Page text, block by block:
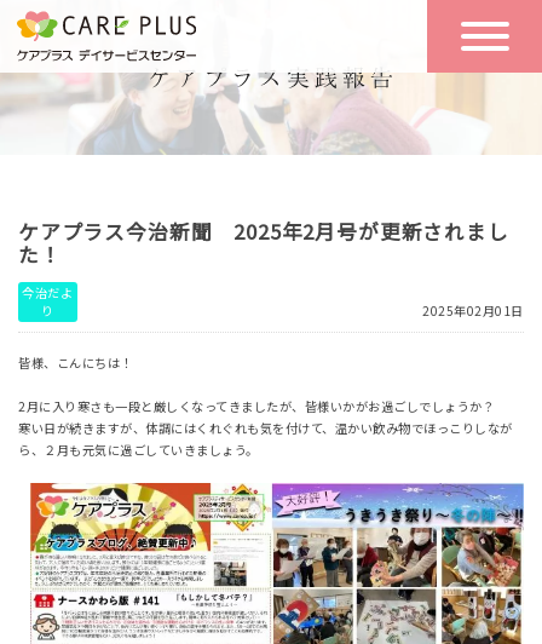
こんな方に
おすすめ
一日の流れ
一日体験
空き状況
リクルート
お問い合わせ
体験希望
ケアプラス今治新聞 2025年2月号が更新されまし
た！
今治だよ
り
2025年02月01日
皆様、こんにちは！
2月に入り寒さも一段と厳しくなってきましたが、皆様いかがお過ごしでしょうか？
寒い日が続きますが、体調にはくれぐれも気を付けて、温かい飲み物でほっこりしなが
ら、２月も元気に過ごしていきましょう。